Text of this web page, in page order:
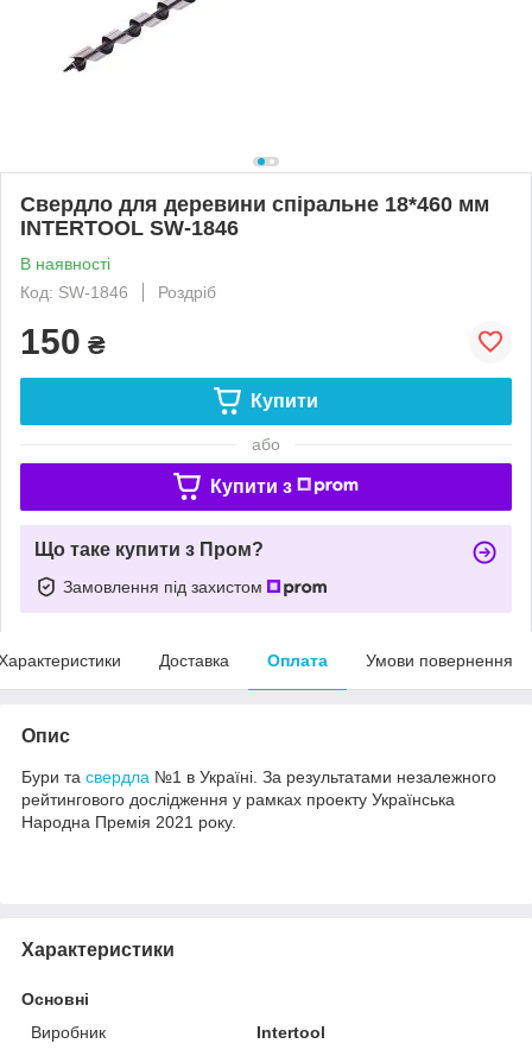
Свердло для деревини спіральне 18*460 мм
INTERTOOL SW-1846
В наявності
Код: SW-1846
Роздріб
150 ₴
Купити
або
Купити з
Що таке купити з Пром?
Замовлення під захистом
Доставка Оплата Умови повернення
Опис
Бури та свердла №1 в Україні. За результатами незалежного
рейтингового дослідження у рамках проекту Українська
Народна Премія 2021 року.
Характеристики
Основні
Виробник
Intertool